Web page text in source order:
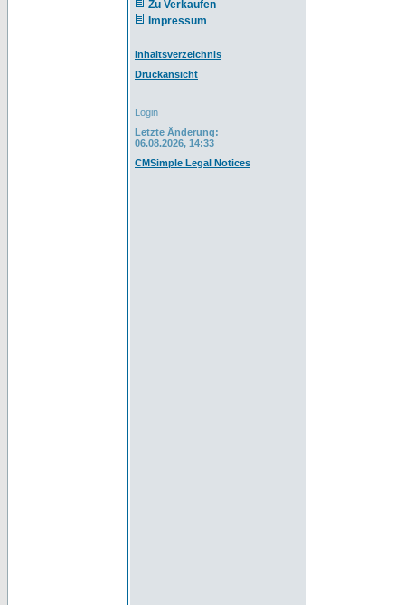
Zu Verkaufen
Impressum
Inhaltsverzeichnis
Druckansicht
Login
Letzte Änderung:
06.08.2026, 14:33
CMSimple Legal Notices